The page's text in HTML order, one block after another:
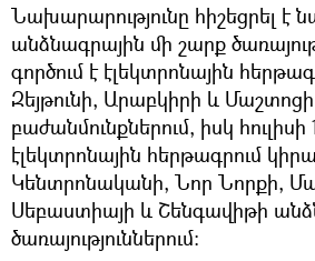
Նախարարությունը հիշեցրել է
անձնագրային մի շարք
գործում է էլեկտրոնային
Զեյթունի, Արաբկիրի և
բաժանմունքներում, իսկ հուլիսի
էլեկտրոնային հերթագրում
Կենտրոնականի, Նոր Նորքի,
Սեբաստիայի և Շենգավիթի
ծառայություններում։